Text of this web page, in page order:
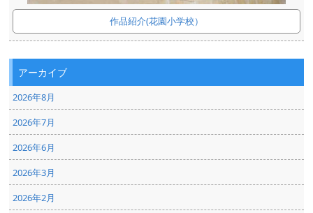
作品紹介(花園小学校）
アーカイブ
2026年8月
2026年7月
2026年6月
2026年3月
2026年2月